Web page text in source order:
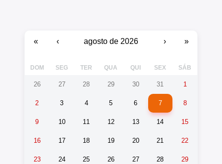
« ‹ agosto de 2026 › »
DOM SEG TER QUA QUI SEX SÁB
26 27 28 29 30 31 1
2 3 4 5 6 7 8
9 10 11 12 13 14 15
16 17 18 19 20 21 22
23 24 25 26 27 28 29